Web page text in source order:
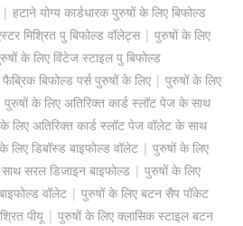
हटाने योग्य कार्डधारक पुरुषों के लिए बिफोल्ड
मिश्रित पु बिफोल्ड वॉलेट्स| पुरुषों के लिए
के लिए विंटेज स्टाइल पु बिफोल्ड
फैब्रिक बिफोल्ड पर्स पुरुषों के लिए | पुरुषों के लिए
पुरुषों के लिए अतिरिक्त कार्ड स्लॉट पेज के साथ
लिए अतिरिक्त कार्ड स्लॉट पेज वॉलेट के साथ
लिए डिबॉस्ड बाइफोल्ड वॉलेट | पुरुषों के लिए
सरल डिजाइन बाइफोल्ड | पुरुषों के लिए
वॉलेट | पुरुषों के लिए बटन सैप पॉकेट
पीयू | पुरुषों के लिए क्लासिक स्टाइल बटन